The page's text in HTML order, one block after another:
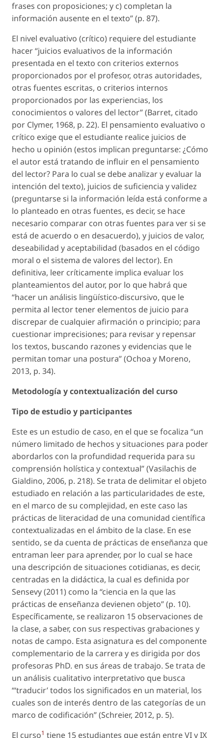
frases con proposiciones; y c) completan la
información ausente en el texto” (p. 87).
El nivel evaluativo (crítico) requiere del estudiante
hacer “juicios evaluativos de la información
presentada en el texto con criterios externos
proporcionados por el profesor, otras autoridades,
otras fuentes escritas, o criterios internos
proporcionados por las experiencias, los
conocimientos o valores del lector” (Barret, citado
por Clymer, 1968, p. 22). El pensamiento evaluativo o
crítico exige que el estudiante realice juicios de
hecho u opinión (estos implican preguntarse: ¿Cómo
el autor está tratando de influir en el pensamiento
del lector? Para lo cual se debe analizar y evaluar la
intención del texto), juicios de suficiencia y validez
(preguntarse si la información leída está conforme a
lo planteado en otras fuentes, es decir, se hace
necesario comparar con otras fuentes para ver si se
está de acuerdo o en desacuerdo), y juicios de valor,
deseabilidad y aceptabilidad (basados en el código
moral o el sistema de valores del lector). En
definitiva, leer críticamente implica evaluar los
planteamientos del autor, por lo que habrá que
“hacer un análisis lingüístico-discursivo, que le
permita al lector tener elementos de juicio para
discrepar de cualquier afirmación o principio; para
cuestionar imprecisiones; para revisar y repensar
los textos, buscando razones y evidencias que le
permitan tomar una postura” (Ochoa y Moreno,
2013, p. 34).
Metodología y contextualización del curso
Tipo de estudio y participantes
Este es un estudio de caso, en el que se focaliza “un
número limitado de hechos y situaciones para poder
abordarlos con la profundidad requerida para su
comprensión holística y contextual” (Vasilachis de
Gialdino, 2006, p. 218). Se trata de delimitar el objeto
estudiado en relación a las particularidades de este,
en el marco de su complejidad, en este caso las
prácticas de literacidad de una comunidad científica
contextualizadas en el ámbito de la clase. En ese
sentido, se da cuenta de prácticas de enseñanza que
entraman leer para aprender, por lo cual se hace
una descripción de situaciones cotidianas, es decir,
centradas en la didáctica, la cual es definida por
Sensevy (2011) como la “ciencia en la que las
prácticas de enseñanza devienen objeto” (p. 10).
Específicamente, se realizaron 15 observaciones de
la clase, a saber, con sus respectivas grabaciones y
notas de campo. Esta asignatura es del componente
complementario de la carrera y es dirigida por dos
profesoras PhD. en sus áreas de trabajo. Se trata de
un análisis cualitativo interpretativo que busca
“‘traducir’ todos los significados en un material, los
cuales son de interés dentro de las categorías de un
marco de codificación” (Schreier, 2012, p. 5).
El curso1 tiene 15 estudiantes que están entre VI y IX